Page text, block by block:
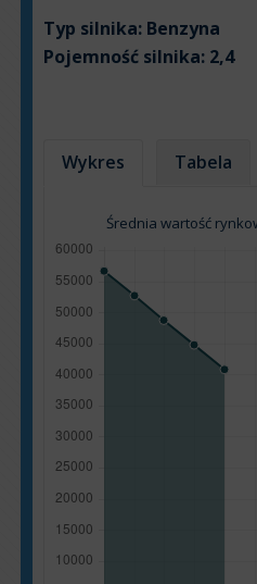
Typ silnika: Benzyna
Pojemność silnika: 2,4
Wykres Tabela
Średnia wartość